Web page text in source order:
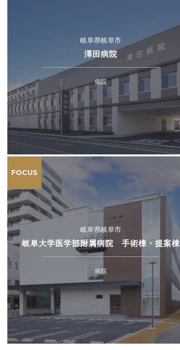
岐阜県岐阜市
澤田病院
病院
FOCUS
岐阜県岐阜市
岐阜大学医学部附属病院 手術棟・提案棟
病院